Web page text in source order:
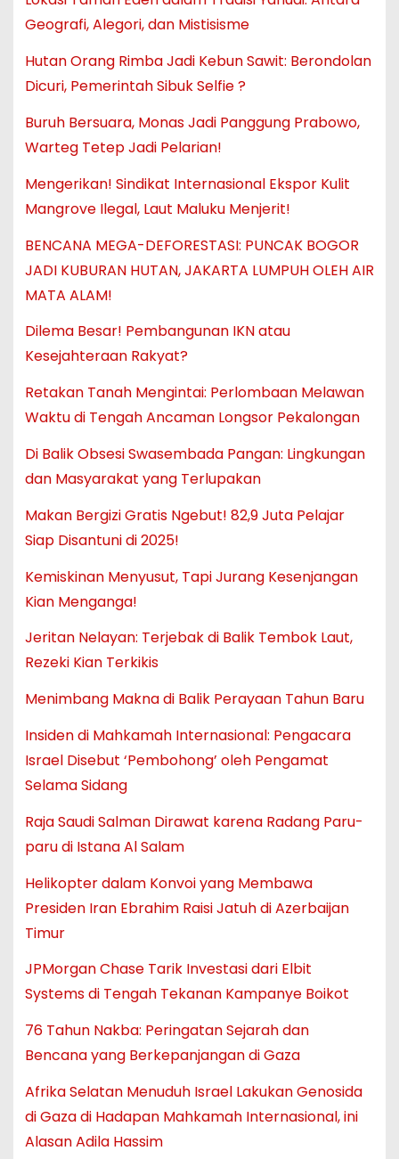
Geografi, Alegori, dan Mistisisme
Hutan Orang Rimba Jadi Kebun Sawit: Berondolan
Dicuri, Pemerintah Sibuk Selfie ?
Buruh Bersuara, Monas Jadi Panggung Prabowo,
Warteg Tetep Jadi Pelarian!
Mengerikan! Sindikat Internasional Ekspor Kulit
Mangrove Ilegal, Laut Maluku Menjerit!
BENCANA MEGA-DEFORESTASI: PUNCAK BOGOR
JADI KUBURAN HUTAN, JAKARTA LUMPUH OLEH AIR
MATA ALAM!
Dilema Besar! Pembangunan IKN atau
Kesejahteraan Rakyat?
Retakan Tanah Mengintai: Perlombaan Melawan
Waktu di Tengah Ancaman Longsor Pekalongan
Di Balik Obsesi Swasembada Pangan: Lingkungan
dan Masyarakat yang Terlupakan
Makan Bergizi Gratis Ngebut! 82,9 Juta Pelajar
Siap Disantuni di 2025!
Kemiskinan Menyusut, Tapi Jurang Kesenjangan
Kian Menganga!
Jeritan Nelayan: Terjebak di Balik Tembok Laut,
Rezeki Kian Terkikis
Menimbang Makna di Balik Perayaan Tahun Baru
Insiden di Mahkamah Internasional: Pengacara
Israel Disebut ‘Pembohong’ oleh Pengamat
Selama Sidang
Raja Saudi Salman Dirawat karena Radang Paru-
paru di Istana Al Salam
Helikopter dalam Konvoi yang Membawa
Presiden Iran Ebrahim Raisi Jatuh di Azerbaijan
Timur
JPMorgan Chase Tarik Investasi dari Elbit
Systems di Tengah Tekanan Kampanye Boikot
76 Tahun Nakba: Peringatan Sejarah dan
Bencana yang Berkepanjangan di Gaza
Afrika Selatan Menuduh Israel Lakukan Genosida
di Gaza di Hadapan Mahkamah Internasional, ini
Alasan Adila Hassim